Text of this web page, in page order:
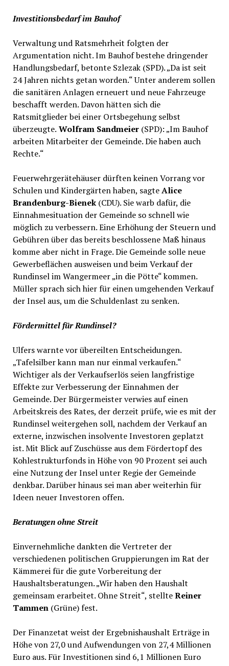
Investitionsbedarf im Bauhof
Verwaltung und Ratsmehrheit folgten der
Argumentation nicht. Im Bauhof bestehe dringender
Handlungsbedarf, betonte Szlezak (SPD). „Da ist seit
24 Jahren nichts getan worden.“ Unter anderem sollen
die sanitären Anlagen erneuert und neue Fahrzeuge
beschafft werden. Davon hätten sich die
Ratsmitglieder bei einer Ortsbegehung selbst
überzeugte. Wolfram Sandmeier (SPD): „Im Bauhof
arbeiten Mitarbeiter der Gemeinde. Die haben auch
Rechte.“
Feuerwehrgerätehäuser dürften keinen Vorrang vor
Schulen und Kindergärten haben, sagteAlice
Brandenburg-Bienek (CDU). Sie warb dafür, die
Einnahmesituation der Gemeinde so schnell wie
möglich zu verbessern. Eine Erhöhung der Steuern und
Gebühren über das bereits beschlossene Maß hinaus
komme aber nicht in Frage. Die Gemeinde solle neue
Gewerbeflächen ausweisen und beim Verkauf der
Rundinsel im Wangermeer „in die Pötte“ kommen.
Müller sprach sich hier für einen umgehenden Verkauf
der Insel aus, um die Schuldenlast zu senken.
Fördermittel für Rundinsel?
Ulfers warnte vor übereilten Entscheidungen.
„Tafelsilber kann man nur einmal verkaufen.“
Wichtiger als der Verkaufserlös seien langfristige
Effekte zur Verbesserung der Einnahmen der
Gemeinde. Der Bürgermeister verwies auf einen
Arbeitskreis des Rates, der derzeit prüfe, wie es mit der
Rundinsel weitergehen soll, nachdem der Verkauf an
externe, inzwischen insolvente Investoren geplatzt
ist. Mit Blick auf Zuschüsse aus dem Fördertopf des
Kohlestrukturfonds in Höhe von 90 Prozent sei auch
eine Nutzung der Insel unter Regie der Gemeinde
denkbar. Darüber hinaus sei man aber weiterhin für
Ideen neuer Investoren offen.
Beratungen ohne Streit
Einvernehmliche dankten die Vertreter der
verschiedenen politischen Gruppierungen im Rat der
Kämmerei für die gute Vorbereitung der
Haushaltsberatungen. „Wir haben den Haushalt
gemeinsam erarbeitet. Ohne Streit“, stellteReiner
Tammen(Grüne) fest.
Der Finanzetat weist der Ergebnishaushalt Erträge in
Höhe von 27,0 und Aufwendungen von 27,4 Millionen
Euro aus. Für Investitionen sind 6,1 Millionen Euro